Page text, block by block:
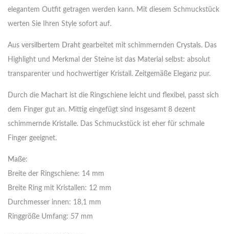
elegantem Outfit getragen werden kann. Mit diesem Schmuckstück
werten Sie Ihren Style sofort auf.
Aus versilbertem Draht gearbeitet mit schimmernden Crystals. Das
Highlight und Merkmal der Steine ist das Material selbst: absolut
transparenter und hochwertiger Kristall. Zeitgemäße Eleganz pur.
Durch die Machart ist die Ringschiene leicht und flexibel, passt sich
dem Finger gut an. Mittig eingefügt sind insgesamt 8 dezent
schimmernde Kristalle. Das Schmuckstück ist eher für schmale
Finger geeignet.
Maße:
Breite der Ringschiene: 14 mm
Breite Ring mit Kristallen: 12 mm
Durchmesser innen: 18,1 mm
Ringgröße Umfang: 57 mm